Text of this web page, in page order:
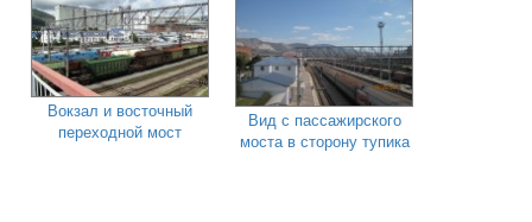
Вокзал и восточный
переходной мост
Вид с пассажирского
моста в сторону тупика